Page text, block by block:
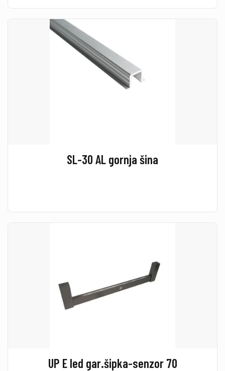
SL-30 AL gornja šina
UP E led gar.šipka-senzor 70